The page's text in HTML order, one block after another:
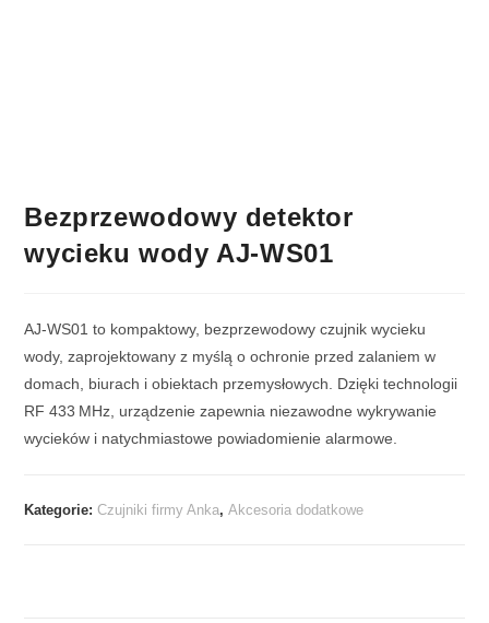
Bezprzewodowy detektor
wycieku wody AJ-WS01
AJ‑WS01 to kompaktowy, bezprzewodowy czujnik wycieku
wody, zaprojektowany z myślą o ochronie przed zalaniem w
domach, biurach i obiektach przemysłowych. Dzięki technologii
RF 433 MHz, urządzenie zapewnia niezawodne wykrywanie
wycieków i natychmiastowe powiadomienie alarmowe.
Kategorie:Czujniki firmy Anka,Akcesoria dodatkowe